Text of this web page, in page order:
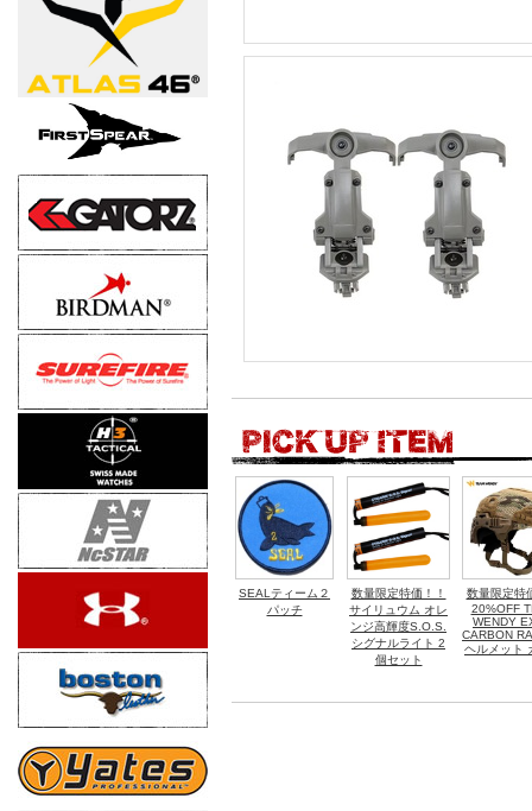
SEALティーム２
パッチ
数量限定特価！！
サイリュウム オレ
ンジ高輝度S.O.S.
シグナルライト 2
個セット
数量限定特
20%OFF
WENDY
CARBON
ヘルメット